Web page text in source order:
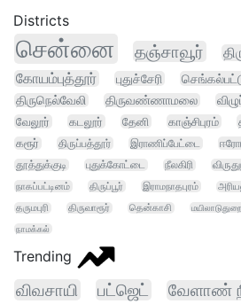
Districts
சென்னை தஞ்சாவூர்
கோயம்புத்தூர்
புதுச்சேரி
திருநெல்வேலி
திருவண்ணாமலை
வேலூர்
கடலூர் தேனி காஞ்சிபுரம்
கரூர்
திருப்பத்தூர் இராணிப்பேட்டை
தூத்துக்குடி
புதுக்கோட்டை நீலகிரி
நாகப்பட்டினம்
திருப்பூர் இராமநாதபுரம்
தருமபுரி
திருவாரூர் தென்காசி மயிலாடுதுறை
நாமக்கல்
Trending
விவசாயி பட்ஜெட்
வேளாண்